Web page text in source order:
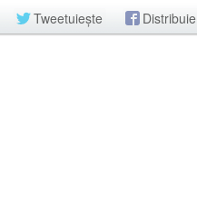
Tweetuiește Distribuie